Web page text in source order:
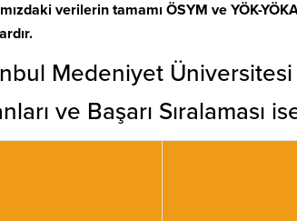
verilerin tamamı ÖSYM ve YÖK-
Medeniyet
ve Başarı Sıralaması